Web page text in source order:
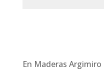
En Maderas